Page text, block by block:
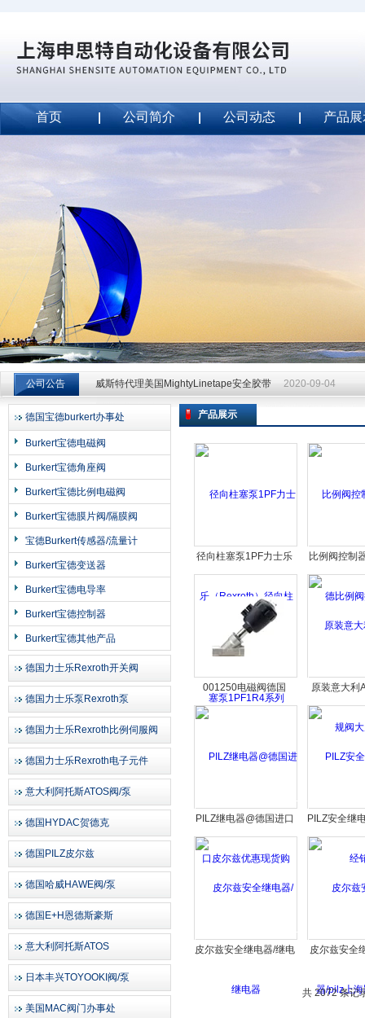
上海申思特自动化设备有限公司
首页 公司简介 公司动态 产品
公司公告
威斯特代理美国MightyLinetape安全胶带 2020-09-04
威斯特代理美国MightyLinetape安全胶带 2020-09-04
威斯特代理美国MightyLinetape安全胶带 2020-09-04
德国宝德burkert办事处
Burkert宝德电磁阀
Burkert宝德角座阀
Burkert宝德比例电磁阀
Burkert宝德膜片阀/隔膜阀
宝德Burkert传感器/流量计
Burkert宝德变送器
Burkert宝德电导率
Burkert宝德控制器
Burkert宝德其他产品
德国力士乐Rexroth开关阀
德国力士乐泵Rexroth泵
德国力士乐Rexroth比例伺服阀
德国力士乐Rexroth电子元件
意大利阿托斯ATOS阀/泵
德国HYDAC贺德克
德国PILZ皮尔兹
德国哈威HAWE阀/泵
德国E+H恩德斯豪斯
意大利阿托斯ATOS
日本丰兴TOYOOKI阀/泵
美国MAC阀门办事处
产品展示
径向柱塞泵1PF力士乐
（Rexroth）径向柱塞
泵1PF1R4系列
比例阀控制
比例阀
001250电磁阀德国
*burkert宝德001250现
原装意大利
阀大
PILZ继电器@德国进口
皮尔兹优惠现货购
PILZ安全继
皮尔兹安全继电器/继电
皮尔兹安全
共 2072 条记